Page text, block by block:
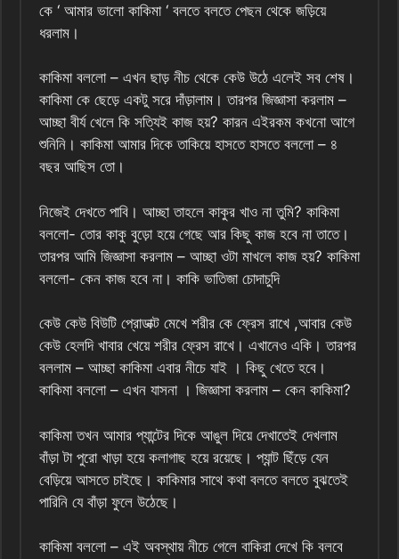
কে ‘ আমার ভালো কাকিমা ‘ বলতে বলতে পেছন থেকে জড়িয়ে
ধরলাম।
কাকিমা বললো – এখন ছাড় নীচ থেকে কেউ উঠে এলেই সব শেষ।
কাকিমা কে ছেড়ে একটু সরে দাঁড়ালাম। তারপর জিজ্ঞাসা করলাম –
আচ্ছা বীর্য খেলে কি সত্যিই কাজ হয়? কারন এইরকম কখনো আগে
শুনিনি। কাকিমা আমার দিকে তাকিয়ে হাসতে হাসতে বললো – ৪
বছর আছিস তো।
নিজেই দেখতে পাবি। আচ্ছা তাহলে কাকুর খাও না তুমি? কাকিমা
বললো- তোর কাকু বুড়ো হয়ে গেছে আর কিছু কাজ হবে না তাতে।
তারপর আমি জিজ্ঞাসা করলাম – আচ্ছা ওটা মাখলে কাজ হয়? কাকিমা
বললো- কেন কাজ হবে না। কাকি ভাতিজা চোদাচুদি
কেউ কেউ বিউটি প্রোডাক্ট মেখে শরীর কে ফ্রেস রাখে ,আবার কেউ
কেউ হেলদি খাবার খেয়ে শরীর ফ্রেস রাখে। এখানেও একি। তারপর
বললাম – আচ্ছা কাকিমা এবার নীচে যাই । কিছু খেতে হবে।
কাকিমা বললো – এখন যাসনা । জিজ্ঞাসা করলাম – কেন কাকিমা?
কাকিমা তখন আমার প্যান্টের দিকে আঙুল দিয়ে দেখাতেই দেখলাম
বাঁড়া টা পুরো খাড়া হয়ে কলাগাছ হয়ে রয়েছে। প্যান্ট ছিঁড়ে যেন
বেড়িয়ে আসতে চাইছে। কাকিমার সাথে কথা বলতে বলতে বুঝতেই
পারিনি যে বাঁড়া ফুলে উঠেছে।
কাকিমা বললো – এই অবস্থায় নীচে গেলে বাকিরা দেখে কি বলবে